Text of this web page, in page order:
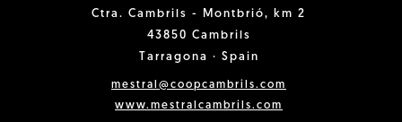
Ctra. Cambrils - Montbrió, km 2
43850 Cambrils
Tarragona · Spain
mestral@coopcambrils.com
www.mestralcambrils.com